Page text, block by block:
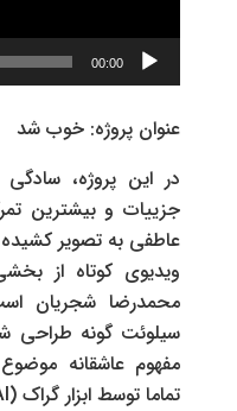
00:00
عنوان پروژه: خوب شد
در این پروژه،
جزییات و بیشترین
عاطفی به تصویر
ویدیوی کوتاه از
محمدرضا شجریان
سیلوئت گونه طراحی
مفهوم عاشقانه
تماما توسط ابزار گراک (Grok AI) ساخته شده است.